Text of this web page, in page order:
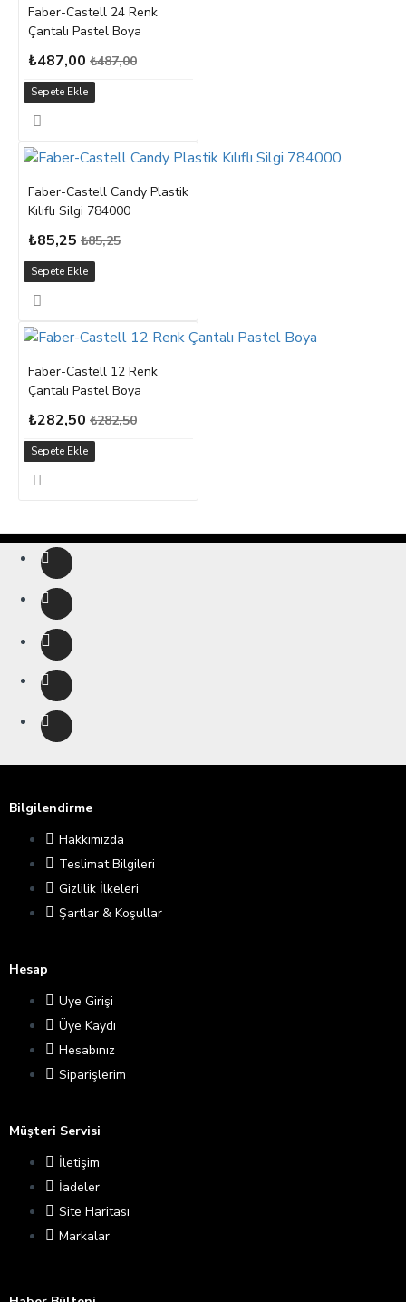
Faber-Castell 24 Renk
Çantalı Pastel Boya
₺487,00 ₺487,00
Sepete Ekle
Faber-Castell Candy Plastik
Kılıflı Silgi 784000
₺85,25 ₺85,25
Sepete Ekle
Faber-Castell 12 Renk
Çantalı Pastel Boya
₺282,50 ₺282,50
Sepete Ekle
Bilgilendirme
Hakkımızda
Teslimat Bilgileri
Gizlilik İlkeleri
Şartlar & Koşullar
Hesap
Üye Girişi
Üye Kaydı
Hesabınız
Siparişlerim
Müşteri Servisi
İletişim
İadeler
Site Haritası
Markalar